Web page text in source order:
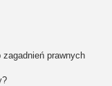
prawnych